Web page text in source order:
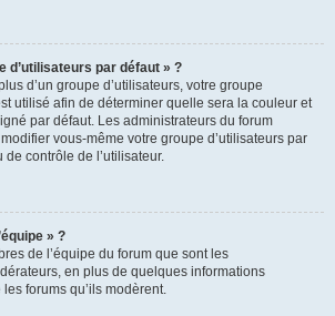
d’utilisateurs par défaut » ?
d’un groupe d’utilisateurs, votre groupe
utilisé afin de déterminer quelle sera la couleur et
par défaut. Les administrateurs du forum
vous-même votre groupe d’utilisateurs par
contrôle de l’utilisateur.
» ?
de l’équipe du forum que sont les
en plus de quelques informations
forums qu’ils modèrent.